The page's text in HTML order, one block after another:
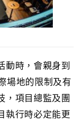
動時，會親身到
場地的限制及有
，項目總監及團
執行時必定能更